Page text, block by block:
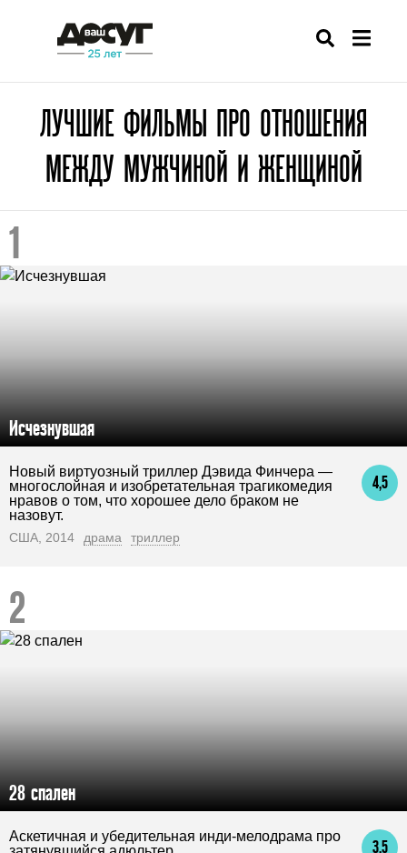
ЛУЧШИЕ ФИЛЬМЫ ПРО ОТНОШЕНИЯ
МЕЖДУ МУЖЧИНОЙ И ЖЕНЩИНОЙ
Исчезнувшая
4,5
Новый виртуозный триллер Дэвида Финчера —
многослойная и изобретательная трагикомедия
нравов о том, что хорошее дело браком не
назовут.
США, 2014 драма триллер
28 спален
3,5
Аскетичная и убедительная инди-мелодрама про